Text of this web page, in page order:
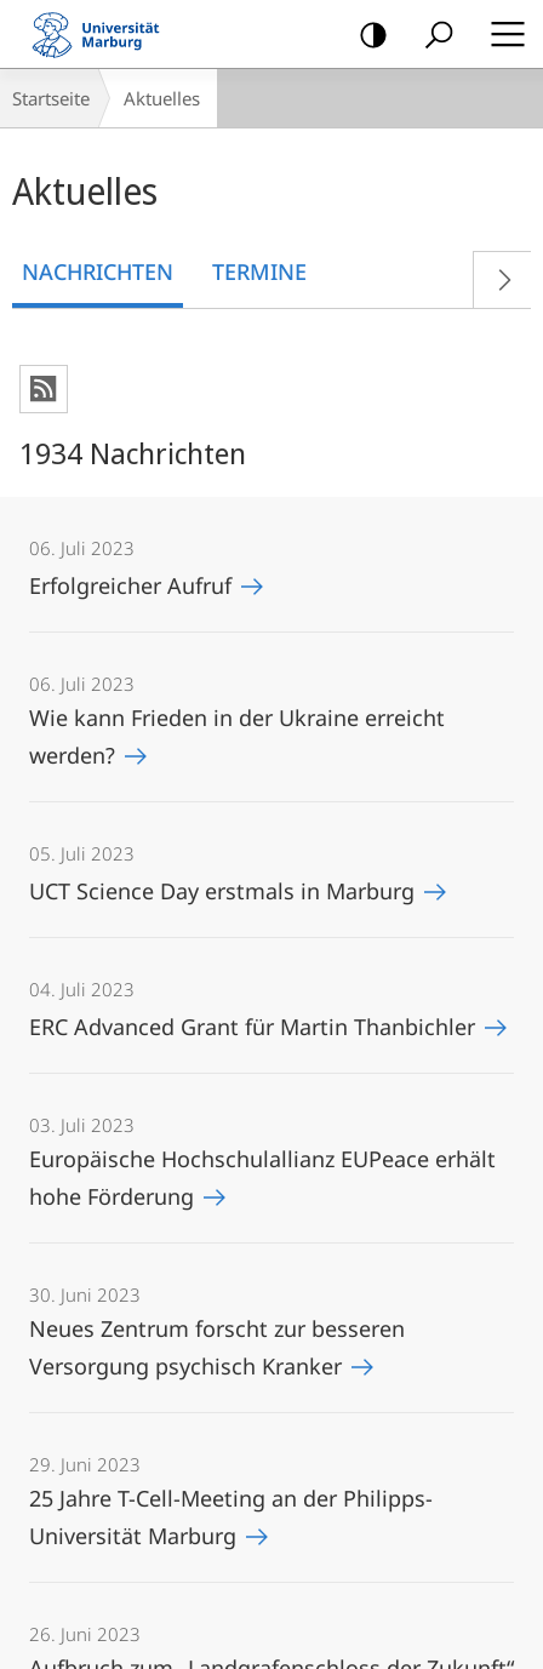
Mobile-
Navigation
Breadcrumb-
Navigation
Startseite Aktuelles
Aktuelles
NACHRICHTEN TERMINE
1934 Nachrichten
06. Juli 2023
Erfolgreicher Aufruf
06. Juli 2023
Wie kann Frieden in der Ukraine erreicht
werden?
05. Juli 2023
UCT Science Day erstmals in Marburg
04. Juli 2023
ERC Advanced Grant für Martin Thanbichler
03. Juli 2023
Europäische Hochschulallianz EUPeace erhält
hohe Förderung
30. Juni 2023
Neues Zentrum forscht zur besseren
Versorgung psychisch Kranker
29. Juni 2023
25 Jahre T-Cell-Meeting an der Philipps-
Universität Marburg
26. Juni 2023